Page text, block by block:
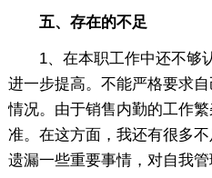
五、存在的不足
1、在本职工作中还不够
进一步提高。不能严格要求
情况。由于销售内勤的工作繁
准。在这方面，我还有很多
遗漏一些重要事情，对自我管